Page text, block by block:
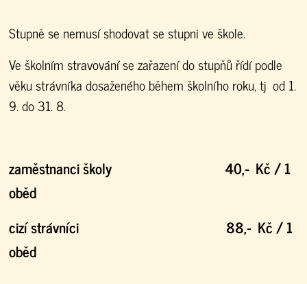
Stupně se nemusí shodovat se stupni ve škole.
Ve školním stravování se zařazení do stupňů řídí podle
věku strávníka dosaženého během školního roku, tj od 1.
9. do 31. 8.
zaměstnanci školy 40,- Kč / 1
oběd
cizí strávníci 88,- Kč / 1
oběd